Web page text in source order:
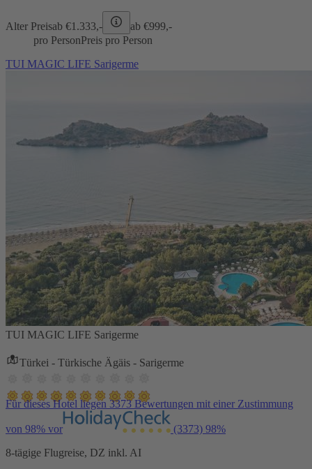
Alter Preisab €1.333,- ab €999,-
pro PersonPreis pro Person
TUI MAGIC LIFE Sarigerme
TUI MAGIC LIFE Sarigerme
Türkei - Türkische Ägäis - Sarigerme
Für dieses Hotel liegen 3373 Bewertungen mit einer Zustimmung
von 98% vor (3373) 98%
8-tägige Flugreise, DZ inkl. AI